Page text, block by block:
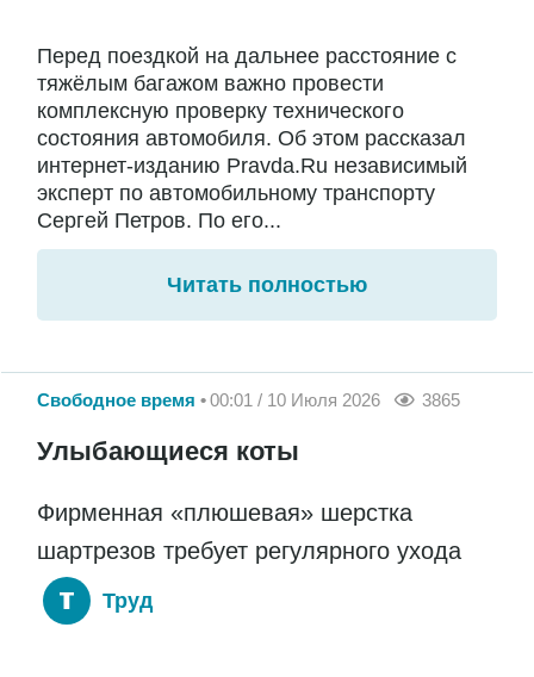
Перед поездкой на дальнее расстояние с
тяжёлым багажом важно провести
комплексную проверку технического
состояния автомобиля. Об этом рассказал
интернет-изданию Pravda.Ru независимый
эксперт по автомобильному транспорту
Сергей Петров. По его...
Читать полностью
Свободное время 00:01 / 10 Июля 2026 3865
Улыбающиеся коты
Фирменная «плюшевая» шерстка
шартрезов требует регулярного ухода
Труд